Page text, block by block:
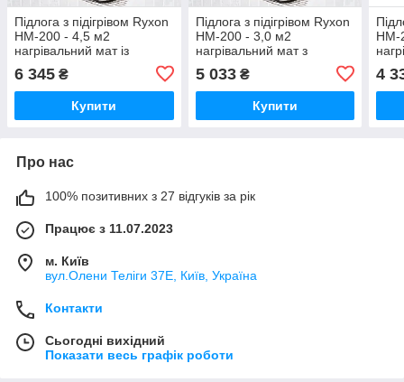
Підлога з підігрівом Ryxon
HM-200 - 4,5 м2
нагрівальний мат із
терморегулятором E51
6 345 ₴
Купити
Підлога з підігрівом Ryxon
HM-200 - 3,0 м2
нагрівальний мат з
терморегулятором E51
5 033₴
Купити
4
Про нас
100% позитивних з 27 відгуків за рік
Працює з 11.07.2023
м. Київ
вул.Олени Теліги 37Е, Київ, Україна
Контакти
Сьогодні вихідний
Показати весь графік роботи